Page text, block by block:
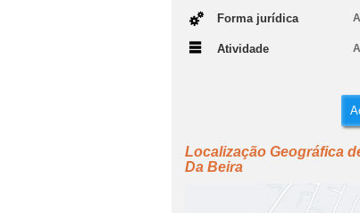
Forma jurídica
Atividade
Localização Geográfica
Da Beira